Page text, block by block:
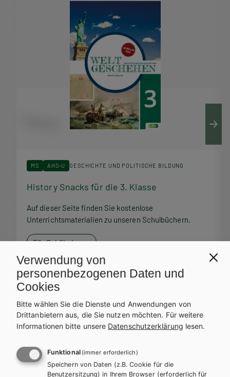
MS AHS-U GESCHICHTE UND POLITISCHE BILDUNG
History Snacks für die 3. Klasse
Auf dieser Seite finden Sie kostenlose
Unterrichtsmaterialien zu unseren Schulbüchern.
Für SchülerInnen
Service Team
zur Verfügung.
Verwendung von
personenbezogenen Daten und
Cookies
Bitte wählen Sie die Dienste und Anwendungen von
Drittanbietern aus, die Sie nutzen möchten. Für weitere
Informationen bitte unsere Datenschutzerklärung lesen.
Funktional (immer erforderlich)
Speichern von Daten (z.B. Cookie für die
Benutzersitzung) in Ihrem Browser (erforderlich für